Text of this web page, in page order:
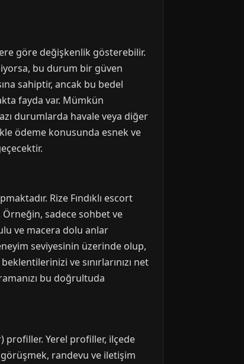
göre değişkenlik gösterebilir.
bu durum bir güven
sahiptir, ancak bu bedel
fayda var. Mümkün
durumlarda havale veya diğer
ödeme konusunda esnek ve
Rize Fındıklı escort
Örneğin, sadece sohbet ve
ve macera dolu anlar
seviyesinin üzerinde olup,
ve sınırlarınızı net
bu doğrultuda
profiller. Yerel profiller, ilçede
randevu ve iletişim